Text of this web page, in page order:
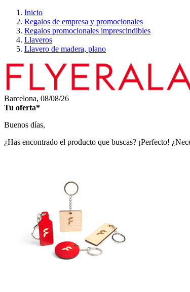
Inicio
Regalos de empresa y promocionales
Regalos promocionales imprescindibles
Llaveros
Llavero de madera, plano
Barcelona, 08/08/26
Tu oferta*
Buenos días,
¿Has encontrado el producto que buscas? ¡Perfecto!